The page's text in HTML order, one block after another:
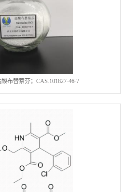
布替萘芬；CAS.101827-46-7